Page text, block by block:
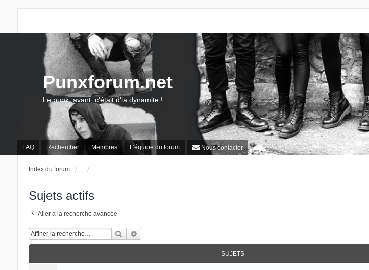
FAQ Rechercher Membres L’équipe du forum Nous contacter
Punxforum.net
Le punk, avant, c'était d'la dynamite !
Index du forum
Sujets actifs
Aller à la recherche avancée
Rechercher
SUJETS